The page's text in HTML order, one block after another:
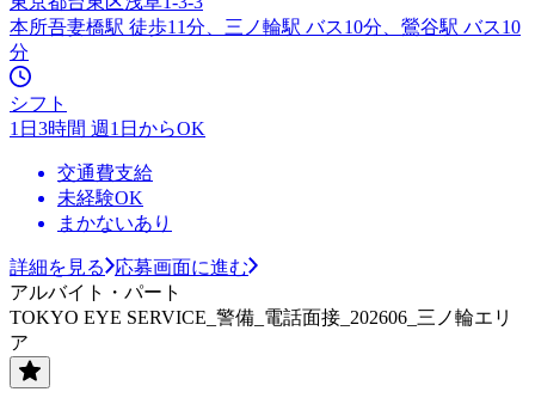
本所吾妻橋駅 徒歩11分、三ノ輪駅 バス10分、鶯谷駅 バス10
分
シフト
1日3時間 週1日からOK
交通費支給
未経験OK
まかないあり
詳細を見る
応募画面に進む
アルバイト・パート
TOKYO EYE SERVICE_警備_電話面接_202606_三ノ輪エリ
ア